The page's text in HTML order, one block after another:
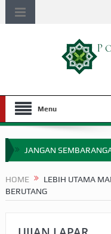
Menu
JANGAN
MIMPI YANG
HOME
LEBIH UTAMA
BERUTANG